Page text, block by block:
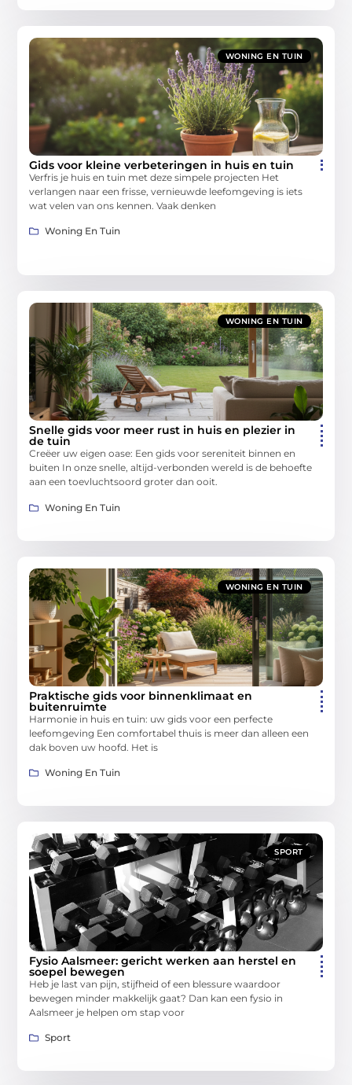
WONING EN TUIN
Gids voor kleine verbeteringen in huis en tuin
Verfris je huis en tuin met deze simpele projecten Het
verlangen naar een frisse, vernieuwde leefomgeving is iets
wat velen van ons kennen. Vaak denken
Woning En Tuin
WONING EN TUIN
Snelle gids voor meer rust in huis en plezier in
de tuin
Creëer uw eigen oase: Een gids voor sereniteit binnen en
buiten In onze snelle, altijd-verbonden wereld is de behoefte
aan een toevluchtsoord groter dan ooit.
Woning En Tuin
WONING EN TUIN
Praktische gids voor binnenklimaat en
buitenruimte
Harmonie in huis en tuin: uw gids voor een perfecte
leefomgeving Een comfortabel thuis is meer dan alleen een
dak boven uw hoofd. Het is
Woning En Tuin
SPORT
Fysio Aalsmeer: gericht werken aan herstel en
soepel bewegen
Heb je last van pijn, stijfheid of een blessure waardoor
bewegen minder makkelijk gaat? Dan kan een fysio in
Aalsmeer je helpen om stap voor
Sport